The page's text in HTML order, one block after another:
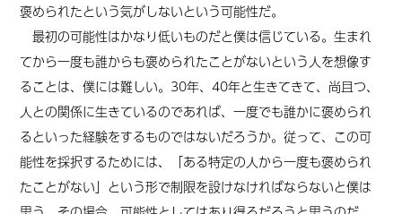
褒められたという気がしないという可能性だ。
最初の可能性はかなり低いものだと僕は信じている。生まれ
てから一度も誰からも褒められたことがないという人を想像す
ることは、僕には難しい。30年、40年と生きてきて、尚且つ、
人との関係に生きているのであれば、一度でも誰かに褒められ
るといった経験をするものではないだろうか。従って、この可
能性を採択するためには、「ある特定の人から一度も褒められ
たことがない」という形で制限を設けなければならないと僕は